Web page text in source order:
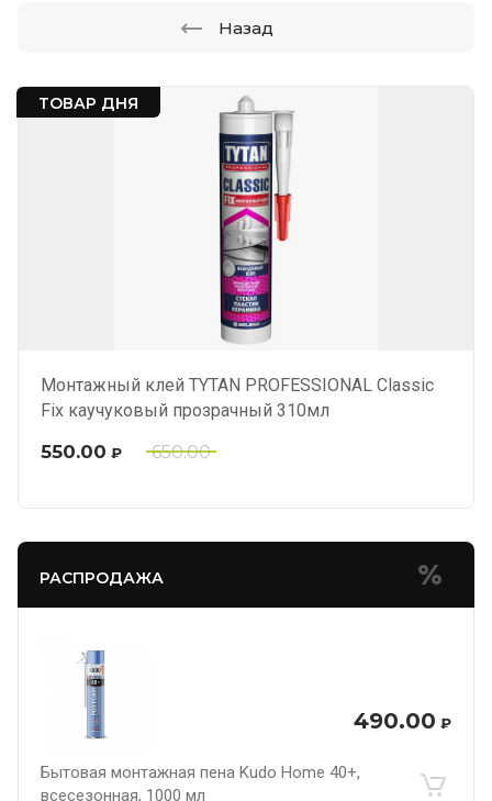
ТОВАР ДНЯ
Монтажный клей TYTAN PROFESSIONAL Classic
Fix каучуковый прозрачный 310мл
650.00
550.00 ₽
РАСПРОДАЖА
490.00 ₽
Бытовая монтажная пена Kudo Home 40+,
всесезонная, 1000 мл
Назад